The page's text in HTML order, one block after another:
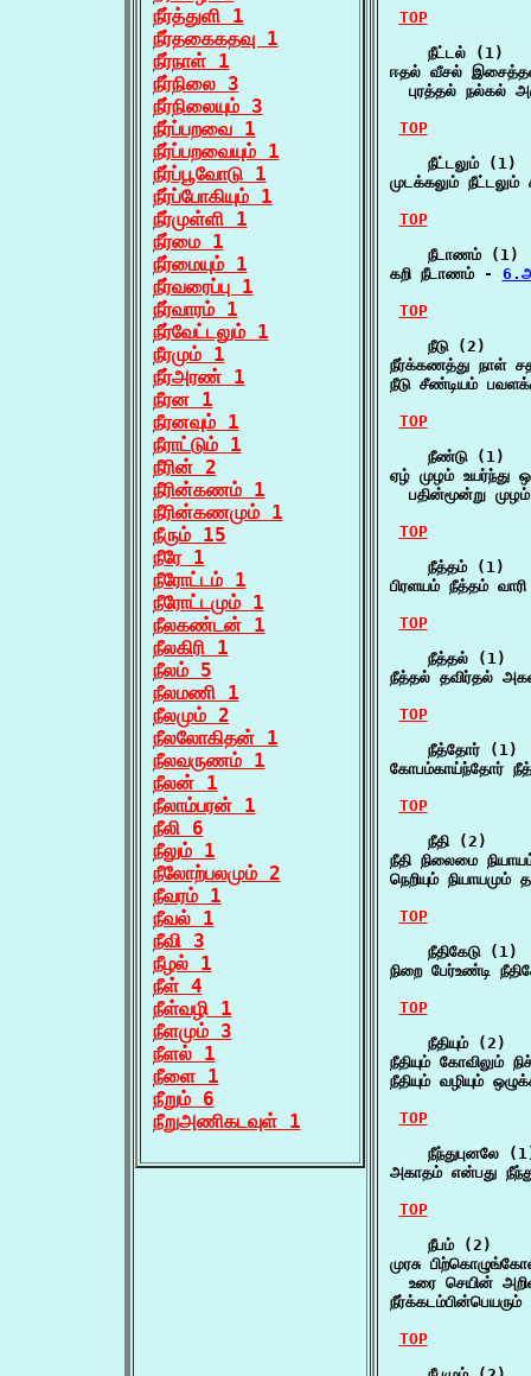
நீர்த்துளி 1
நீர்தகைகதவு 1
நீர்நாள் 1
நீர்நிலை 3
நீர்நிலையும் 3
நீர்ப்பறவை 1
நீர்ப்பறவையும் 1
நீர்ப்பூவோடு 1
நீர்ப்போகியும் 1
நீர்முள்ளி 1
நீர்மை 1
நீர்மையும் 1
நீர்வரைப்பு 1
நீர்வாரம் 1
நீர்வேட்டலும் 1
நீரமும் 1
நீர்அரண் 1
நீரன 1
நீரனவும் 1
நீராட்டும் 1
நீரின் 2
நீரின்கணம் 1
நீரின்கணமும் 1
நீரும் 15
நீரே 1
நீரோட்டம் 1
நீரோட்டமும் 1
நீலகண்டன் 1
நீலகிரி 1
நீலம் 5
நீலமணி 1
நீலமும் 2
நீலலோகிதன் 1
நீலவருணம் 1
நீலன் 1
நீலாம்பரன் 1
நீலி 6
நீலும் 1
நீலோற்பலமும் 2
நீவரம் 1
நீவல் 1
நீவி 3
நீழல் 1
நீள் 4
நீள்வழி 1
நீளமும் 3
நீளல் 1
நீளை 1
நீறும் 6
நீறுஅணிகடவுள் 1
TOP
    நீட்டல் (1)
ஈதல் வீசல்
புரத்தல் நல்கல்
TOP
    நீட்டலும் (1)
முடக்கலும்
TOP
    நீடாணம் (1)
கறி நீடாணம் -
TOP
    நீடு (2)
நீர்க்கணத்து நாள்
நீடு சீண்டியம்
TOP
    நீண்டு (1)
ஏழ் முழம் உயர்ந்து
பதின்மூன்று
TOP
    நீத்தம் (1)
பிரளயம் நீத்தம்
TOP
    நீத்தல் (1)
நீத்தல் தவிர்தல்
TOP
    நீத்தோர் (1)
கோபம்காய்ந்தோர்
TOP
    நீதி (2)
நீதி நிலைமை
நெறியும்
TOP
    நீதிகேடு (1)
நிறை பேர்உண்டி
TOP
    நீதியும் (2)
நீதியும் கோவிலும்
நீதியும் வழியும்
TOP
நீந்துபுனலே
அகாதம் என்பது
TOP
    நீபம் (2)
முரசு
உரை செயின்
TOP